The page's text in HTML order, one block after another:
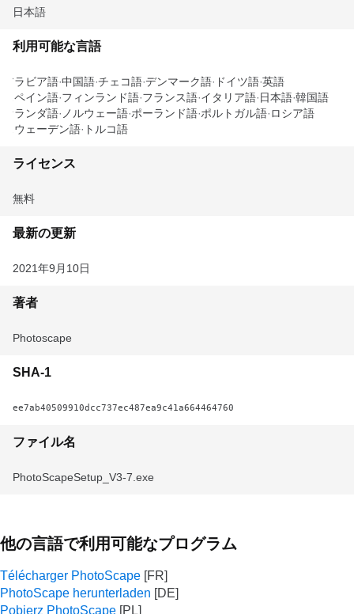
日本語
利用可能な言語
アラビア語 中国語 チェコ語 デンマーク語 ドイツ語 英語
スペイン語 フィンランド語 フランス語 イタリア語 日本語 韓国語
オランダ語 ノルウェー語 ポーランド語 ポルトガル語 ロシア語
スウェーデン語 トルコ語
ライセンス
無料
最新の更新
2021年9月10日
著者
Photoscape
SHA-1
ee7ab40509910dcc737ec487ea9c41a664464760
ファイル名
PhotoScapeSetup_V3-7.exe
他の言語で利用可能なプログラム
Télécharger PhotoScape
PhotoScape herunterladen
Pobierz PhotoScape